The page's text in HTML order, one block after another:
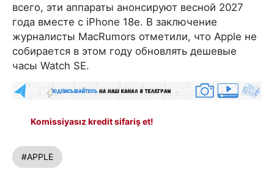
всего, эти аппараты анонсируют весной 2027
года вместе с iPhone 18e. В заключение
журналисты MacRumors отметили, что Apple не
собирается в этом году обновлять дешевые
часы Watch SE.
Komissiyasız kredit sifariş et!
#APPLE